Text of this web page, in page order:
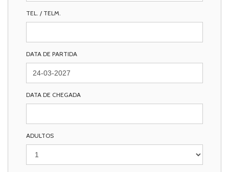
TEL. / TELM.
DATA DE PARTIDA
DATA DE CHEGADA
ADULTOS